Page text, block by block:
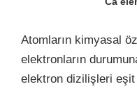
Atomların kimyasal
elektronların
elektron dizilişleri eşit